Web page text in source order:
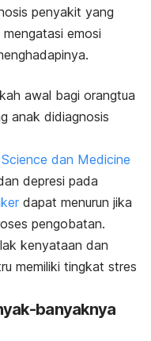
penyakit yang
emosi
awal bagi orangtua
anak didiagnosis
dan Medicine
depresi pada
dapat menurun jika
pengobatan.
kenyataan dan
memiliki tingkat stres
banyaknya